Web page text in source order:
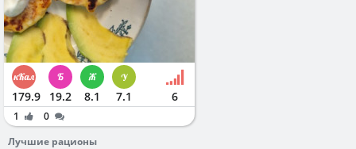
179.9 19.2 8.1 7.1 6
1
0
Лучшие рационы